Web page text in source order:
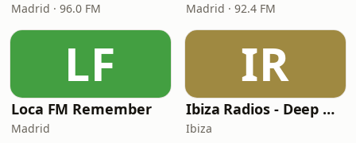
Madrid · 96.0 FM Madrid · 92.4 FM
LF
Loca FM Remember
Madrid
IR
Ibiza Radios - Deep House
Ibiza